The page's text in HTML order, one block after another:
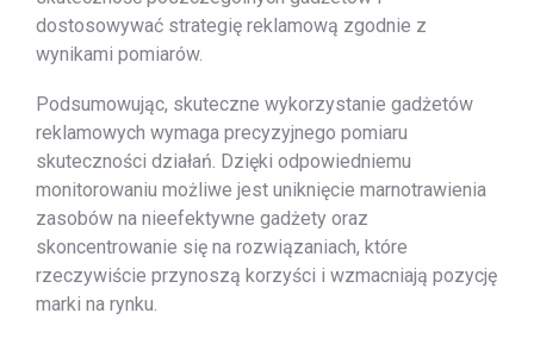
dostosowywać strategię reklamową zgodnie z
wynikami pomiarów.
Podsumowując, skuteczne wykorzystanie gadżetów
reklamowych wymaga precyzyjnego pomiaru
skuteczności działań. Dzięki odpowiedniemu
monitorowaniu możliwe jest uniknięcie marnotrawienia
zasobów na nieefektywne gadżety oraz
skoncentrowanie się na rozwiązaniach, które
rzeczywiście przynoszą korzyści i wzmacniają pozycję
marki na rynku.